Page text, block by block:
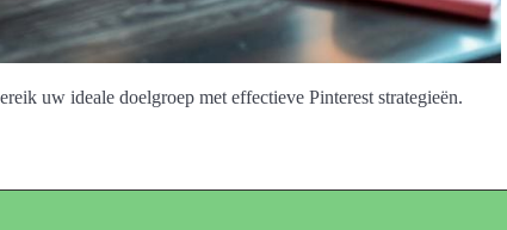
uw ideale doelgroep met effectieve Pinterest strategieën.